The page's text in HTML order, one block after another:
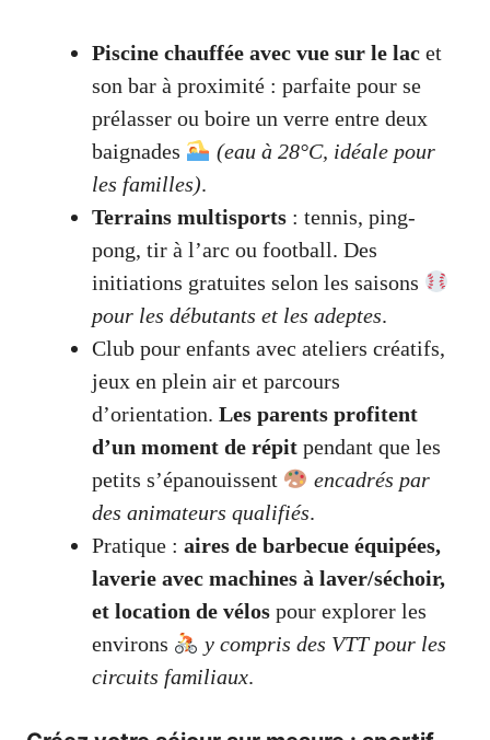
Piscine chauffée avec vue sur le lac et
son bar à proximité : parfaite pour se
prélasser ou boire un verre entre deux
baignades
(eau à 28°C, idéale pour
les familles).
Terrains multisports : tennis, ping-
pong, tir à l’arc ou football. Des
initiations gratuites selon les saisons
pour les débutants et les adeptes.
Club pour enfants avec ateliers créatifs,
jeux en plein air et parcours
d’orientation. Les parents profitent
d’un moment de répit pendant que les
petits s’épanouissent
encadrés par
des animateurs qualifiés.
Pratique : aires de barbecue équipées,
laverie avec machines à laver/séchoir,
et location de vélos pour explorer les
environs
y compris des VTT pour les
circuits familiaux.